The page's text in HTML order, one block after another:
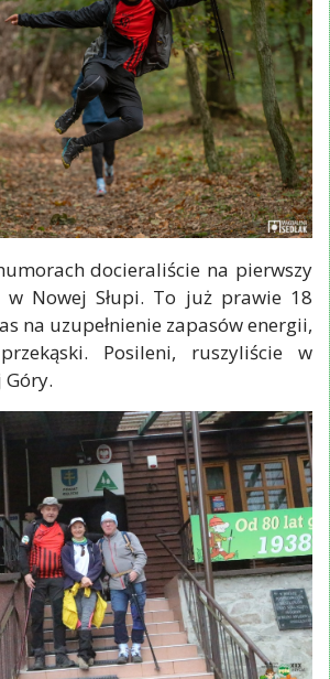
docieraliście na pierwszy
Nowej Słupi. To już prawie 18
na uzupełnienie zapasów energii,
Posileni, ruszyliście w